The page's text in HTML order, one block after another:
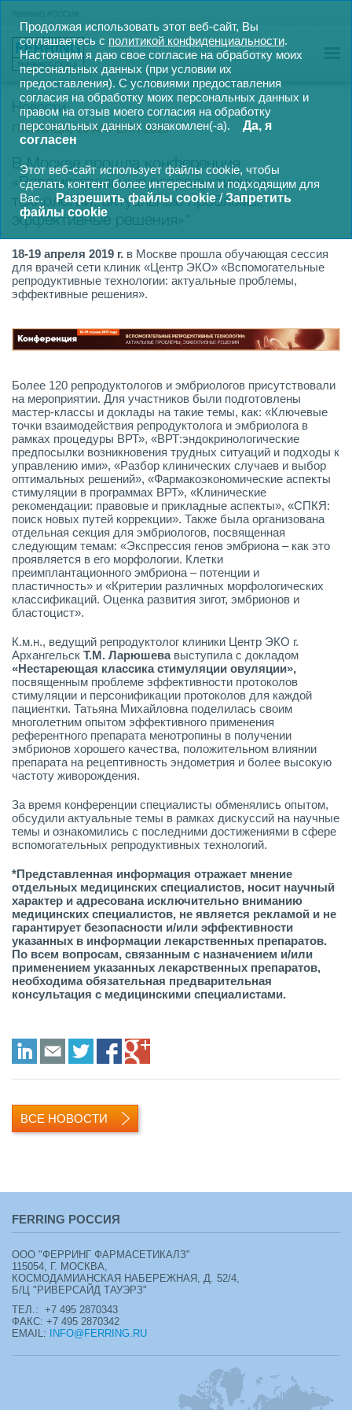
Продолжая использовать этот веб-сайт, Вы
соглашаетесь с политикой конфиденциальности.
Настоящим я даю свое согласие на обработку моих
персональных данных (при условии их
предоставления). С условиями предоставления
согласия на обработку моих персональных данных и
правом на отзыв моего согласия на обработку
персональных данных ознакомлен(-а).
Да, я
согласен
Этот веб-сайт использует файлы cookie, чтобы
сделать контент более интересным и подходящим для
Вас.
Разрешить файлы cookie/Запретить
файлы cookie
Новости
ПЯТНИЦА, 19 АПРЕЛЯ 2019
В Москве прошла конференция
«Вспомогательные репродуктивные
технологии: актуальные проблемы,
эффективные решения»*
18-19 апреля 2019 г. в Москве прошла обучающая сессия
для врачей сети клиник «Центр ЭКО» «Вспомогательные
репродуктивные технологии: актуальные проблемы,
эффективные решения».
Более 120 репродуктологов и эмбриологов присутствовали
на мероприятии. Для участников были подготовлены
мастер-классы и доклады на такие темы, как: «Ключевые
точки взаимодействия репродуктолога и эмбриолога в
рамках процедуры ВРТ», «ВРТ:эндокринологические
предпосылки возникновения трудных ситуаций и подходы к
управлению ими», «Разбор клинических случаев и выбор
оптимальных решений», «Фармакоэкономические аспекты
стимуляции в программах ВРТ», «Клинические
рекомендации: правовые и прикладные аспекты», «СПКЯ:
поиск новых путей коррекции». Также была организована
отдельная секция для эмбриологов, посвященная
следующим темам: «Экспрессия генов эмбриона – как это
проявляется в его морфологии. Клетки
преимплантационного эмбриона – потенции и
пластичность» и «Критерии различных морфологических
классификаций. Оценка развития зигот, эмбрионов и
бластоцист».
К.м.н., ведущий репродуктолог клиники Центр ЭКО г.
Архангельск Т.М. Ларюшевавыступила с докладом
«Нестареющая классика стимуляции овуляции»,
посвященным проблеме эффективности протоколов
стимуляции и персонификации протоколов для каждой
пациентки. Татьяна Михайловна поделилась своим
многолетним опытом эффективного применения
референтного препарата менотропины в получении
эмбрионов хорошего качества, положительном влиянии
препарата на рецептивность эндометрия и более высокую
частоту живорождения.
За время конференции специалисты обменялись опытом,
обсудили актуальные темы в рамках дискуссий на научные
темы и ознакомились с последними достижениями в сфере
вспомогательных репродуктивных технологий.
*Представленная информация отражает мнение
отдельных медицинских специалистов, носит научный
характер и адресована исключительно вниманию
медицинских специалистов, не является рекламой и не
гарантирует безопасности и/или эффективности
указанных в информации лекарственных препаратов.
По всем вопросам, связанным с назначением и/или
применением указанных лекарственных препаратов,
необходима обязательная предварительная
консультация с медицинскими специалистами.
LinkedInE-mailTwitter
ВСЕ НОВОСТИ
FERRING РОССИЯ
ООО "ФЕРРИНГ ФАРМАСЕТИКАЛЗ"
115054, Г. МОСКВА,
КОСМОДАМИАНСКАЯ НАБЕРЕЖНАЯ, Д. 52/4,
Б/Ц "РИВЕРСАЙД ТАУЭРЗ"
ТЕЛ.: +7 495 2870343
ФАКС: +7 495 2870342
EMAIL:
INFO@FERRING.RU